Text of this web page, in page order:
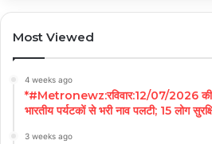
Most Viewed
4 weeks ago
*#Metronewz:रविवार:12/07/2026 की
भारतीय पर्यटकों से भरी नाव पलटी; 15 लोग
3 weeks ago